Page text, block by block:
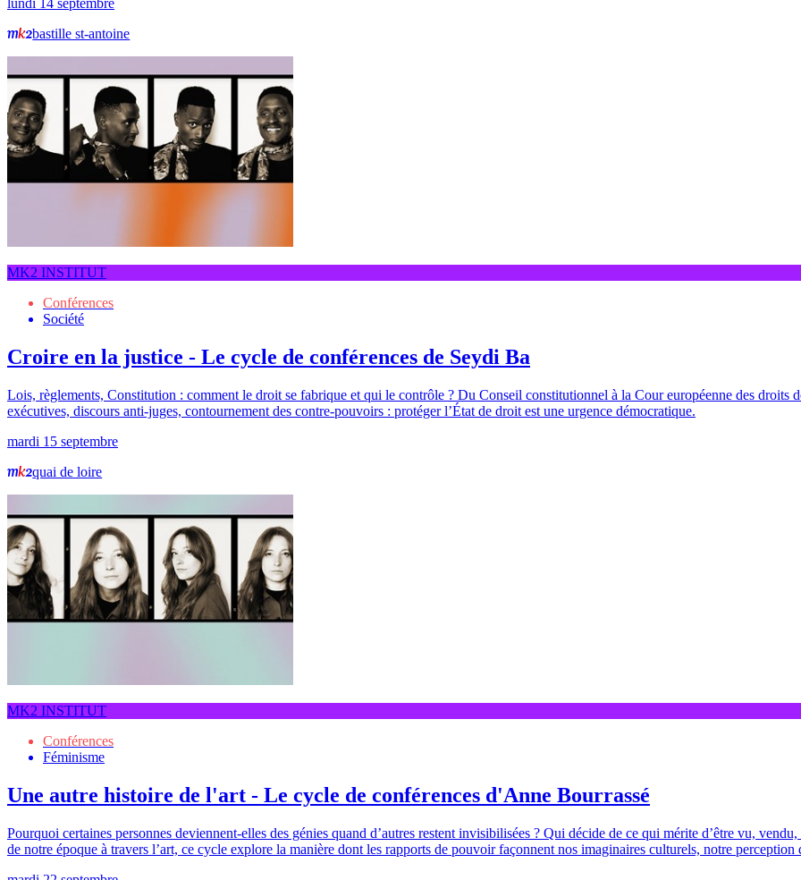
lundi 14 septembre
bastille st-antoine
MK2 INSTITUT
Conférences
Société
Croire en la justice - Le cycle de conférences de Seydi Ba
Lois, règlements, Constitution : comment le droit se fabrique et qui le contrôle ? Du Conseil constitutionnel à la Cour européenne des droits
exécutives, discours anti-juges, contournement des contre-pouvoirs : protéger l’État de droit est une urgence démocratique.
mardi 15 septembre
quai de loire
MK2 INSTITUT
Conférences
Féminisme
Une autre histoire de l'art - Le cycle de conférences d'Anne Bourrassé
Pourquoi certaines personnes deviennent-elles des génies quand d’autres restent invisibilisées ? Qui décide de ce qui mérite d’être vu,
de notre époque à travers l’art, ce cycle explore la manière dont les rapports de pouvoir façonnent nos imaginaires culturels, notre perception